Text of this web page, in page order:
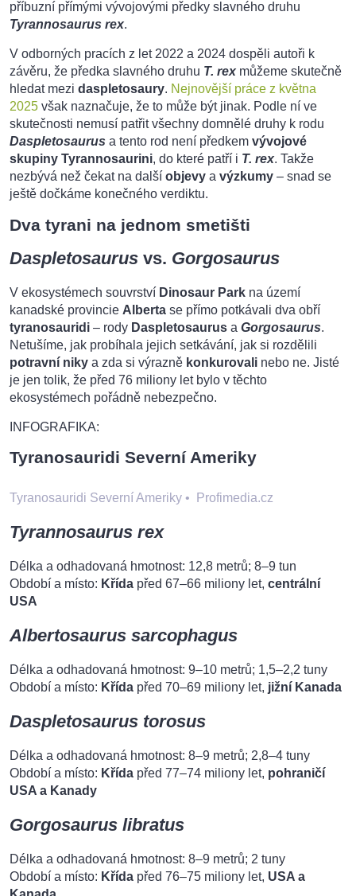
příbuzní přímými vývojovými předky slavného druhu
Tyrannosaurus rex.
V odborných pracích z let 2022 a 2024 dospěli autoři k
závěru, že předka slavného druhu T. rex můžeme skutečně
hledat mezi daspletosaury. Nejnovější práce z května
2025 však naznačuje, že to může být jinak. Podle ní ve
skutečnosti nemusí patřit všechny domnělé druhy k rodu
Daspletosaurus a tento rod není předkem vývojové
skupiny Tyrannosaurini, do které patří i T. rex. Takže
nezbývá než čekat na další objevy a výzkumy – snad se
ještě dočkáme konečného verdiktu.
Dva tyrani na jednom smetišti
Daspletosaurus vs. Gorgosaurus
V ekosystémech souvrství Dinosaur Park na území
kanadské provincie Alberta se přímo potkávali dva obří
tyranosauridi – rody Daspletosaurus a Gorgosaurus.
Netušíme, jak probíhala jejich setkávání, jak si rozdělili
potravní niky a zda si výrazně konkurovali nebo ne. Jisté
je jen tolik, že před 76 miliony let bylo v těchto
ekosystémech pořádně nebezpečno.
INFOGRAFIKA:
Tyranosauridi Severní Ameriky
Tyranosauridi Severní Ameriky • Profimedia.cz
Tyrannosaurus rex
Délka a odhadovaná hmotnost: 12,8 metrů; 8–9 tun
Období a místo: Křída před 67–66 miliony let, centrální
USA
Albertosaurus sarcophagus
Délka a odhadovaná hmotnost: 9–10 metrů; 1,5–2,2 tuny
Období a místo: Křída před 70–69 miliony let, jižní Kanada
Daspletosaurus torosus
Délka a odhadovaná hmotnost: 8–9 metrů; 2,8–4 tuny
Období a místo: Křída před 77–74 miliony let, pohraničí
USA a Kanady
Gorgosaurus libratus
Délka a odhadovaná hmotnost: 8–9 metrů; 2 tuny
Období a místo: Křída před 76–75 miliony let, USA a